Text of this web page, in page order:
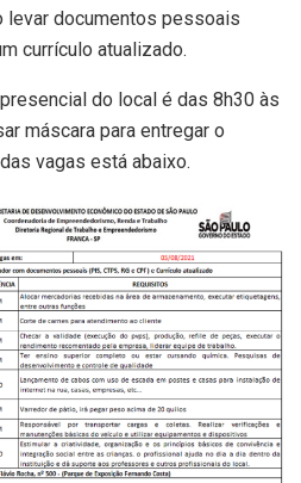
levar documentos pessoais
currículo atualizado.
do local é das 8h30 às
máscara para entregar o
vagas está abaixo.